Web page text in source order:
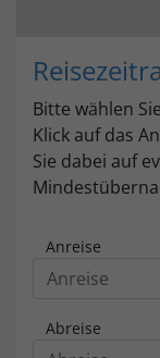
Bitte wählen
Klick auf das
Sie dabei auf
Anreise
Abreise